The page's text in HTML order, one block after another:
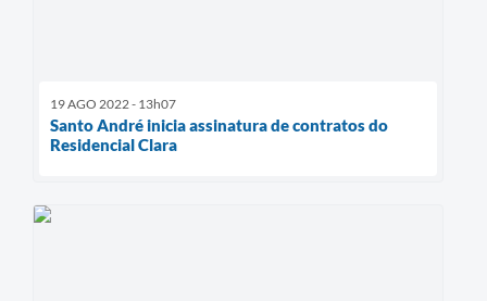
19 AGO 2022 - 13h07
Santo André inicia assinatura de contratos do
Residencial Clara